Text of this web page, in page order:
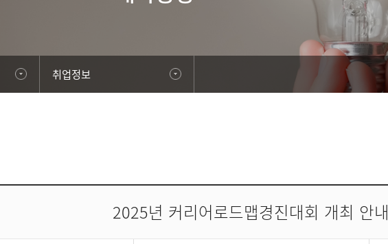
취업정보
2025년 커리어로드맵경진대회 개최 안내